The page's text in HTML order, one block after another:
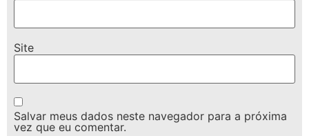
Site
Salvar meus dados neste navegador para a próxima
vez que eu comentar.